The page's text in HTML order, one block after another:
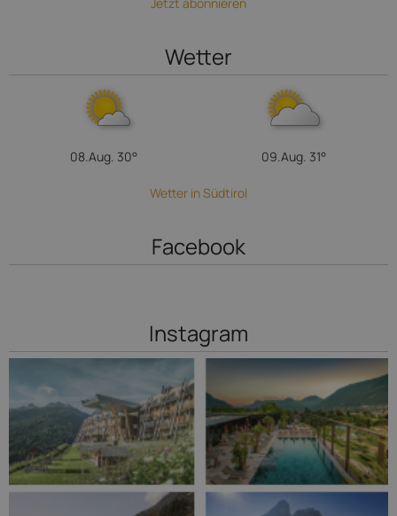
Wetter
08.Aug. 30° 09.Aug. 31°
Wetter in Südtirol
Facebook
Instagram